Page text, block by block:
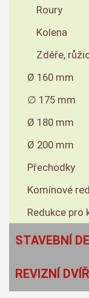
Roury
Kolena
Zděře,
Ø 160 mm
∅ 175 mm
Ø 180 mm
Ø 200 mm
Přechodky
Komínové
Redukce pro
STAVEBNÍ
REVIZNÍ